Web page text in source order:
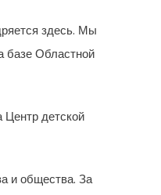
здесь. Мы
базе Областной
Центр детской
и общества. За